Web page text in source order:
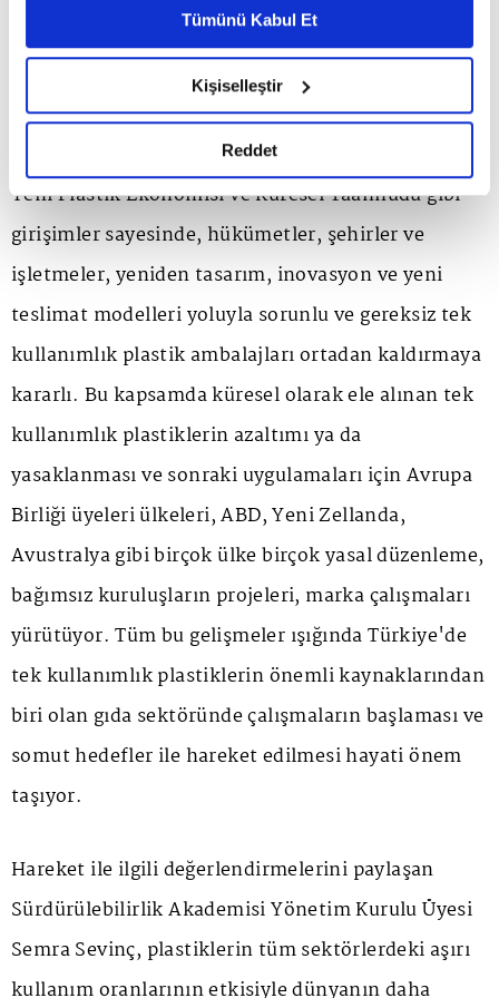
Metnimizi ziyaret edebilirsiniz.
6698 sayılı Kişisel Verilerin Korunması Kanunu uyarınca
okumak ve sitemizi ziyaretiniz kapsamında
gerçekleştirilen veri işleme faaliyetleri ile ilgili daha
detaylı bilgi almak için lütfentıklayınız.
Tümünü Kabul Et
Kişiselleştir
Reddet
yönetimi ile deniz, karasal ve sucul ekosistemler
üzerinde yıkıcı etkilere neden olmuştur. Doğadaki
toplam plastiklerin %80'i gibi yıkıcı bir oranın ise
tek kullanımlık plastiklerden oluştuğu belirlenmiş.
Yeni Plastik Ekonomisi ve Küresel Taahhüdü gibi
girişimler sayesinde, hükümetler, şehirler ve
işletmeler, yeniden tasarım, inovasyon ve yeni
teslimat modelleri yoluyla sorunlu ve gereksiz tek
kullanımlık plastik ambalajları ortadan kaldırmaya
kararlı. Bu kapsamda küresel olarak ele alınan tek
kullanımlık plastiklerin azaltımı ya da
yasaklanması ve sonraki uygulamaları için Avrupa
Birliği üyeleri ülkeleri, ABD, Yeni Zellanda,
Avustralya gibi birçok ülke birçok yasal düzenleme,
bağımsız kuruluşların projeleri, marka çalışmaları
yürütüyor. Tüm bu gelişmeler ışığında Türkiye'de
tek kullanımlık plastiklerin önemli kaynaklarından
biri olan gıda sektöründe çalışmaların başlaması ve
somut hedefler ile hareket edilmesi hayati önem
taşıyor.
Hareket ile ilgili değerlendirmelerini paylaşan
Sürdürülebilirlik Akademisi Yönetim Kurulu Üyesi
Semra Sevinç, plastiklerin tüm sektörlerdeki aşırı
kullanım oranlarının etkisiyle dünyanın daha